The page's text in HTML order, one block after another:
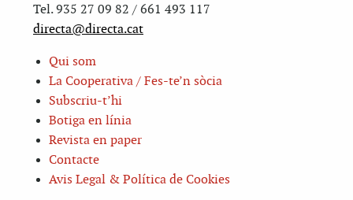
Tel. 935 27 09 82 / 661 493 117
directa@directa.cat
Qui som
La Cooperativa / Fes-te’n sòcia
Subscriu-t’hi
Botiga en línia
Revista en paper
Contacte
Avis Legal & Política de Cookies